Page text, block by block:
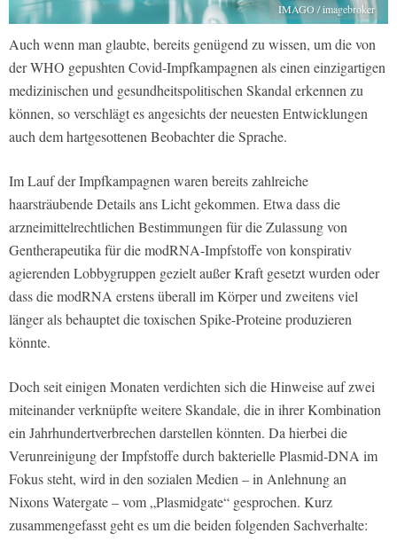
IMAGO / imagebroker
Auch wenn man glaubte, bereits genügend zu wissen, um die von
der WHO gepushten Covid-Impfkampagnen als einen einzigartigen
medizinischen und gesundheitspolitischen Skandal erkennen zu
können, so verschlägt es angesichts der neuesten Entwicklungen
auch dem hartgesottenen Beobachter die Sprache.
Im Lauf der Impfkampagnen waren bereits zahlreiche
haarsträubende Details ans Licht gekommen. Etwa dass die
arzneimittelrechtlichen Bestimmungen für die Zulassung von
Gentherapeutika für die modRNA-Impfstoffe von konspirativ
agierenden Lobbygruppen gezielt außer Kraft gesetzt wurden oder
dass die modRNA erstens überall im Körper und zweitens viel
länger als behauptet die toxischen Spike-Proteine produzieren
könnte.
Doch seit einigen Monaten verdichten sich die Hinweise auf zwei
miteinander verknüpfte weitere Skandale, die in ihrer Kombination
ein Jahrhundertverbrechen darstellen könnten. Da hierbei die
Verunreinigung der Impfstoffe durch bakterielle Plasmid-DNA im
Fokus steht, wird in den sozialen Medien – in Anlehnung an
Nixons Watergate – vom „Plasmidgate“ gesprochen. Kurz
zusammengefasst geht es um die beiden folgenden Sachverhalte: